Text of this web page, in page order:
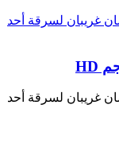
غريبان لسرقة أحد
غريبان لسرقة أحد